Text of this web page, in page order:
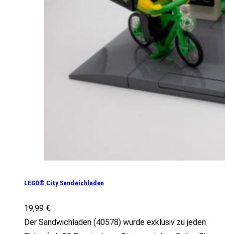
LEGO® City Sandwichladen
19,99 €
Der Sandwichladen (40578) wurde exklusiv zu jeden